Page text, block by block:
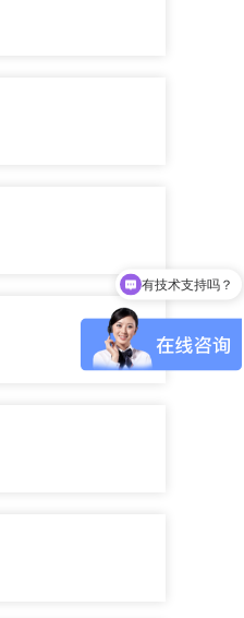
可以介绍下你们的产品么
有技术支持吗？